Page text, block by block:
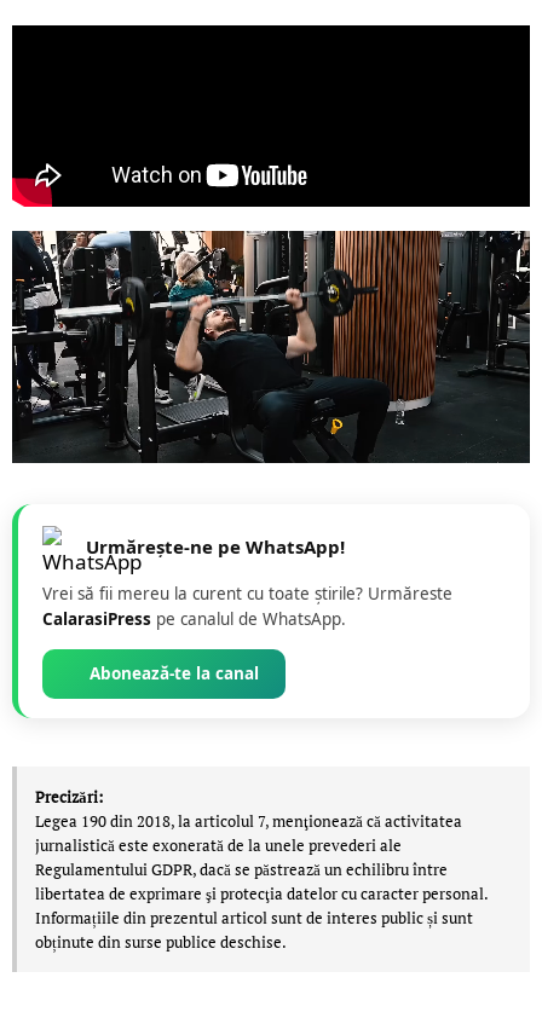
Urmărește-ne pe WhatsApp!
Vrei să fii mereu la curent cu toate știrile? Urmăreste
CalarasiPress pe canalul de WhatsApp.
Abonează-te la canal
Precizări:
Legea 190 din 2018, la articolul 7, menţionează că activitatea
jurnalistică este exonerată de la unele prevederi ale
Regulamentului GDPR, dacă se păstrează un echilibru între
libertatea de exprimare şi protecţia datelor cu caracter personal.
Informațiile din prezentul articol sunt de interes public și sunt
obținute din surse publice deschise.